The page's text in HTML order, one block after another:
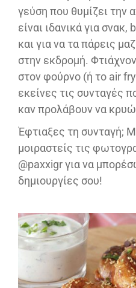
γεύση που θυμίζει την
είναι ιδανικά για
και για να τα πάρεις
στην εκδρομή.
στον φούρνο (ή το air
εκείνες τις συνταγές
καν προλάβουν να
Έφτιαξες τη συνταγή;
μοιραστείς τις
@paxxigr για να
δημιουργίες σου!